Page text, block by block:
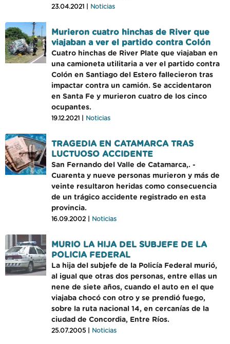
23.04.2021 | Noticias
Murieron cuatro hinchas de River que
viajaban a ver el partido contra Colón
Cuatro hinchas de River Plate que viajaban en
una camioneta utilitaria a ver el partido contra
Colón en Santiago del Estero fallecieron tras
impactar contra un camión. Se accidentaron
en Santa Fe y murieron cuatro de los cinco
ocupantes.
19.12.2021 | Noticias
TRAGEDIA EN CATAMARCA TRAS
LUCTUOSO ACCIDENTE
San Fernando del Valle de Catamarca,. -
Cuarenta y nueve personas murieron y más de
veinte resultaron heridas como consecuencia
de un trágico accidente registrado en esta
provincia.
16.09.2002 | Noticias
MURIO LA HIJA DEL SUBJEFE DE LA
POLICIA FEDERAL
La hija del subjefe de la Policía Federal murió,
al igual que otras dos personas, entre ellas un
nene de siete años, cuando el auto en el que
viajaba chocó con otro y se prendió fuego,
sobre la ruta nacional 14, en cercanías de la
ciudad de Concordia, Entre Ríos.
25.07.2005 | Noticias